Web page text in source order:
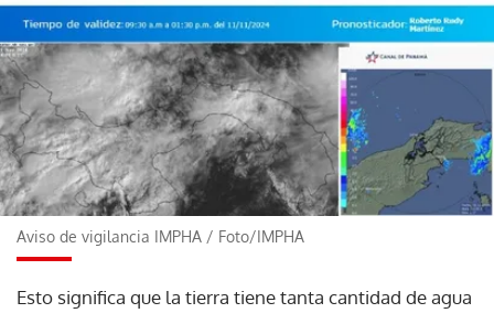
Aviso de vigilancia IMPHA / Foto/IMPHA
Esto significa que la tierra tiene tanta cantidad de agua